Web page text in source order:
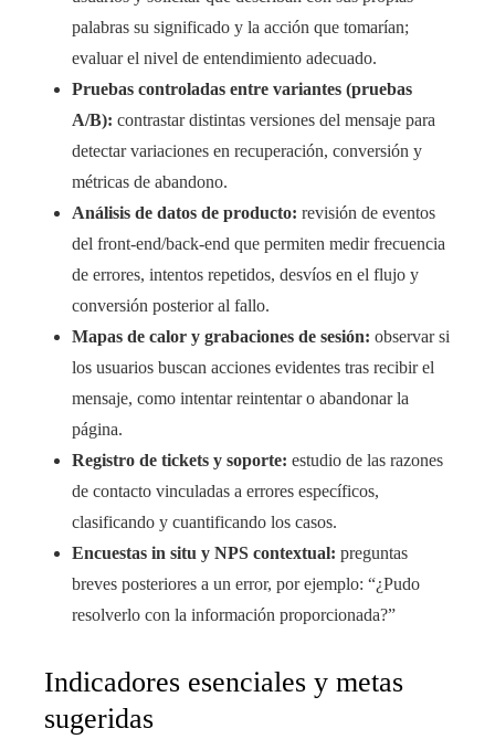
palabras su significado y la acción que tomarían;
evaluar el nivel de entendimiento adecuado.
Pruebas controladas entre variantes (pruebas
A/B): contrastar distintas versiones del mensaje para
detectar variaciones en recuperación, conversión y
métricas de abandono.
Análisis de datos de producto: revisión de eventos
del front-end/back-end que permiten medir frecuencia
de errores, intentos repetidos, desvíos en el flujo y
conversión posterior al fallo.
Mapas de calor y grabaciones de sesión: observar si
los usuarios buscan acciones evidentes tras recibir el
mensaje, como intentar reintentar o abandonar la
página.
Registro de tickets y soporte: estudio de las razones
de contacto vinculadas a errores específicos,
clasificando y cuantificando los casos.
Encuestas in situ y NPS contextual: preguntas
breves posteriores a un error, por ejemplo: “¿Pudo
resolverlo con la información proporcionada?”
Indicadores esenciales y metas
sugeridas